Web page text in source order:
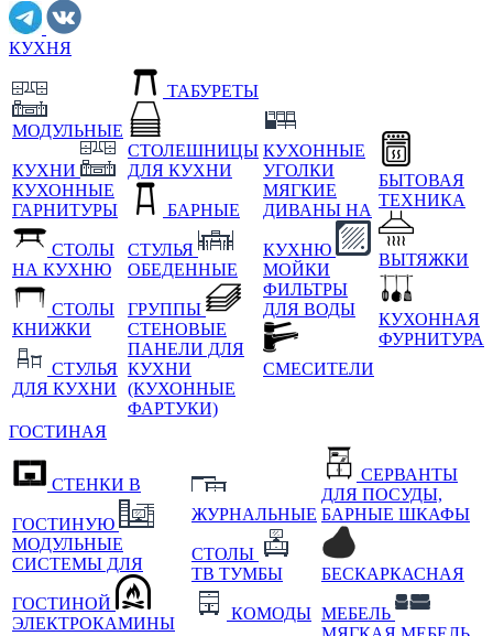
КУХНЯ
МОДУЛЬНЫЕ
КУХНИ
КУХОННЫЕ
ГАРНИТУРЫ
СТОЛЫ
НА КУХНЮ
СТОЛЫ
КНИЖКИ
СТУЛЬЯ
ДЛЯ КУХНИ
ТАБУРЕТЫ
СТОЛЕШНИЦЫ
ДЛЯ КУХНИ
БАРНЫЕ
СТУЛЬЯ
ОБЕДЕННЫЕ
ГРУППЫ
СТЕНОВЫЕ
ПАНЕЛИ ДЛЯ
КУХНИ
(КУХОННЫЕ
ФАРТУКИ)
КУХОННЫЕ
УГОЛКИ
МЯГКИЕ
ДИВАНЫ НА
КУХНЮ
МОЙКИ
ФИЛЬТРЫ
ДЛЯ ВОДЫ
СМЕСИТЕЛИ
БЫТОВАЯ
ТЕХНИКА
ВЫТЯЖКИ
КУХОННАЯ
ФУРНИТУРА
ГОСТИНАЯ
СТЕНКИ В
ГОСТИНУЮ
МОДУЛЬНЫЕ
СИСТЕМЫ ДЛЯ
ГОСТИНОЙ
ЭЛЕКТРОКАМИНЫ
ЖУРНАЛЬНЫЕ
СТОЛЫ
ТВ ТУМБЫ
КОМОДЫ
СЕРВАНТЫ
ДЛЯ ПОСУДЫ,
БАРНЫЕ ШКАФЫ
БЕСКАРКАСНАЯ
МЕБЕЛЬ